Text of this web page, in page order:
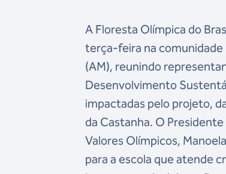
A Floresta Olímpica do
terça-feira na comunidade
(AM), reunindo
Desenvolvimento
impactadas pelo projeto,
da Castanha. O
Valores Olímpicos,
para a escola que atende